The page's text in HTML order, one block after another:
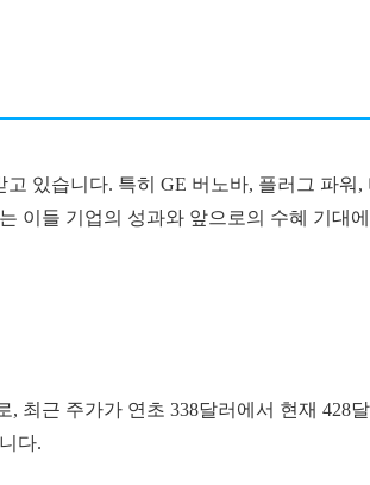
고 있습니다. 특히 GE 버노바, 플러그 파워,
이들 기업의 성과와 앞으로의 수혜 기대
최근 주가가 연초 338달러에서 현재 428
다.